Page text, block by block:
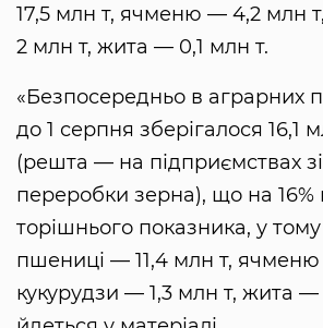
17,5 млн т, ячменю — 4,2 млн
2 млн т, жита — 0,1 млн т.
«Безпосередньо в аграрних
до 1 серпня зберігалося 16,1
(решта — на підприємствах зі
переробки зерна), що на
торішнього показника, у тому
пшениці — 11,4 млн т,
кукурудзи — 1,3 млн т, жита